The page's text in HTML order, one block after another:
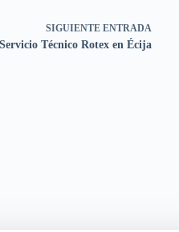
SIGUIENTE ENTRADA
Servicio Técnico Rotex en Écija